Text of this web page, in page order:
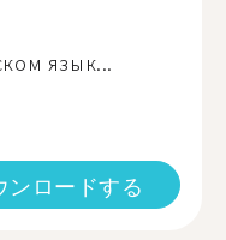
язык...
ンロードする